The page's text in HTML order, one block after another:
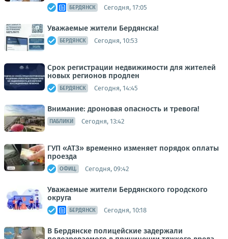
БЕРДЯНСК Сегодня, 17:05
Уважаемые жители Бердянска!
БЕРДЯНСК Сегодня, 10:53
Срок регистрации недвижимости для жителей
новых регионов продлен
БЕРДЯНСК Сегодня, 14:45
Внимание: дроновая опасность и тревога!
ПАБЛИКИ Сегодня, 13:42
ГУП «АТЗ» временно изменяет порядок оплаты
проезда
ОФИЦ. Сегодня, 09:42
Уважаемые жители Бердянского городского
округа
БЕРДЯНСК Сегодня, 10:18
В Бердянске полицейские задержали